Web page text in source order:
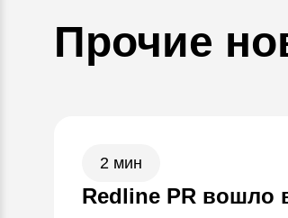
Прочие
2 мин
Redline PR вошло